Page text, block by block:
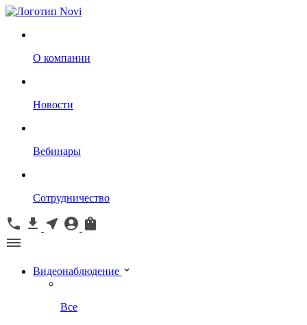
О компании
Новости
Вебинары
Сотрудничество
Видеонаблюдение
Все